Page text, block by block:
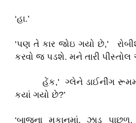
‘હા.’
‘પણ તે કાર જોઇ ગયો છે,'
કરવો જ પડશે. મને તારી
હેંક,' ગ્લેને ડાઈનીંગ રૂમમાંથી
કયાં ગયો છે?’
‘બાજુના મકાનમાં, ઝાડ